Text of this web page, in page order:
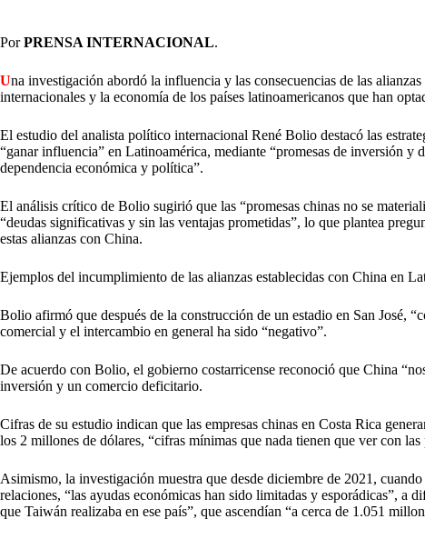
PorPRENSA INTERNACIONAL.
Una investigación abordó la influencia y las consecuencias de las
internacionales y la economía de los países latinoamericanos que han
El estudio del analista político internacional René Bolio destacó las
“ganar influencia” en Latinoamérica, mediante “promesas de inversión y
dependencia económica y política”.
El análisis crítico de Bolio sugirió que las “promesas chinas no se
“deudas significativas y sin las ventajas prometidas”, lo que plantea
estas alianzas con China.
Ejemplos del incumplimiento de las alianzas establecidas con China en
Bolio afirmó que después de la construcción de un estadio en San José,
comercial y el intercambio en general ha sido “negativo”.
De acuerdo con Bolio, el gobierno costarricense reconoció que China
inversión y un comercio deficitario.
Cifras de su estudio indican que las empresas chinas en Costa Rica
los 2 millones de dólares, “cifras mínimas que nada tienen que ver con las
Asimismo, la investigación muestra que desde diciembre de 2021,
relaciones, “las ayudas económicas han sido limitadas y esporádicas”, a
que Taiwán realizaba en ese país”, que ascendían “a cerca de 1.051